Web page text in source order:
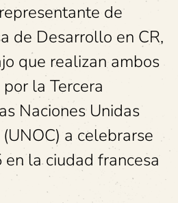
de
de Desarrollo en CR,
que realizan ambos
la Tercera
Naciones Unidas
a celebrarse
la ciudad francesa